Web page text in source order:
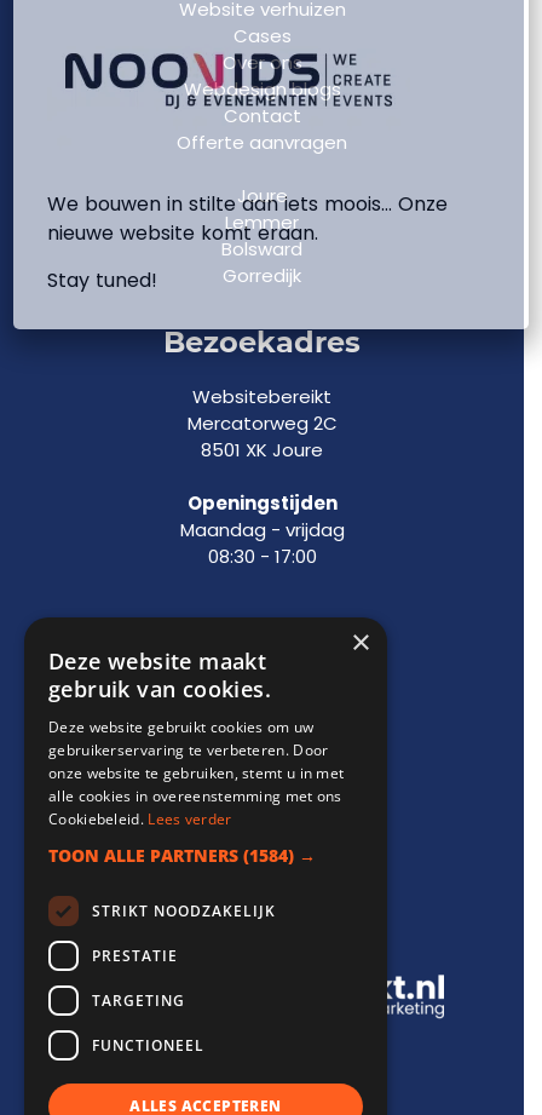
Website verhuizen
Cases
Over ons
Webdesign blogs
Contact
Offerte aanvragen
Joure
Lemmer
Bolsward
Gorredijk
Bezoekadres
Websitebereikt
Mercatorweg 2C
8501 XK Joure
Openingstijden
Maandag - vrijdag
08:30 - 17:00
Support
info@websitebereikt.nl
085-8209770
We bouwen in stilte aan iets moois… Onze
nieuwe website komt eraan.
Stay tuned!
×
Deze website maakt
gebruik van cookies.
Deze website gebruikt cookies om uw
gebruikerservaring te verbeteren. Door
onze website te gebruiken, stemt u in met
alle cookies in overeenstemming met ons
Cookiebeleid. Lees verder
TOON ALLE PARTNERS (1584) →
STRIKT NOODZAKELIJK
PRESTATIE
TARGETING
FUNCTIONEEL
ALLES ACCEPTEREN